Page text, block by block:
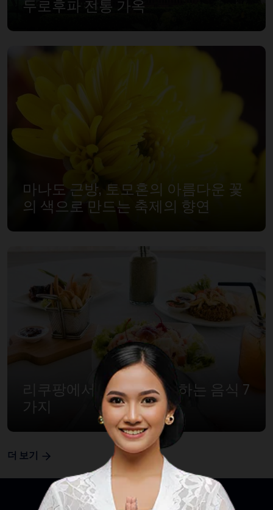
두로후파 전통 가옥
마나도 근방, 토모혼의 아름다운 꽃
의 색으로 만드는 축제의 향연
리쿠팡에서 꼭 먹어봐야 하는 음식 7
가지
더 보기